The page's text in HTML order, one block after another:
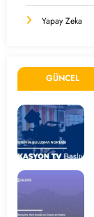
Yapay Zeka
GÜNCEL